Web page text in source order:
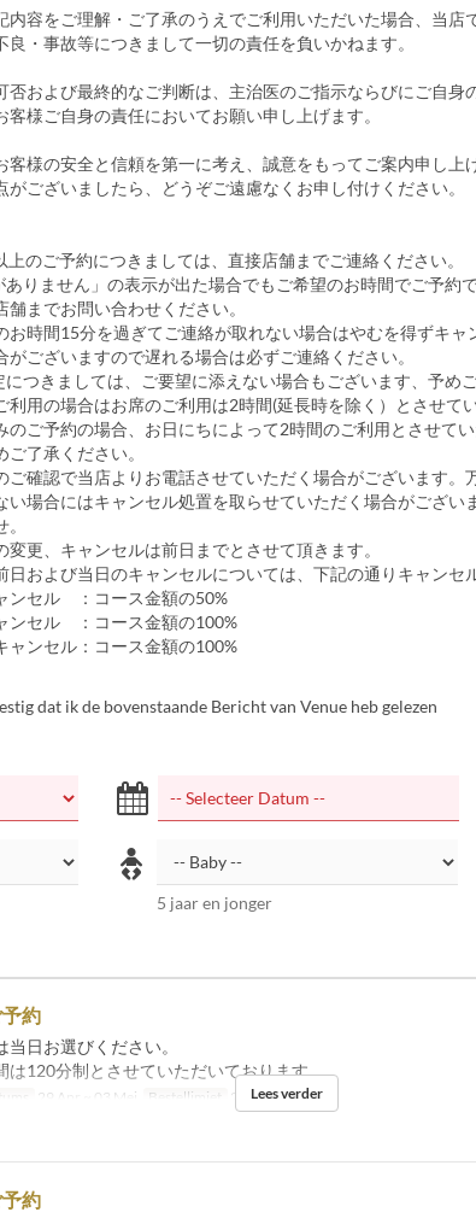
内容をご理解・ご了承のうえでご利用いただいた場合、当店
良・事故等につきまして一切の責任を負いかねます。
否および最終的なご判断は、主治医のご指示ならびにご自身
客様ご自身の責任においてお願い申し上げます。
客様の安全と信頼を第一に考え、誠意をもってご案内申し上
がございましたら、どうぞご遠慮なくお申し付けください。
のご予約につきましては、直接店舗までご連絡ください。
りません」の表示が出た場合でもご希望のお時間でご予約
舗までお問い合わせください。
お時間15分を過ぎてご連絡が取れない場合はやむを得ずキャ
がございますので遅れる場合は必ずご連絡ください。
つきましては、ご要望に添えない場合もございます、予めご
用の場合はお席のご利用は2時間(延長時を除く）とさせて
ご予約の場合、お日にちによって2時間のご利用とさせて
ご了承ください。
ご確認で当店よりお電話させていただく場合がございます。
い場合にはキャンセル処置を取らせていただく場合がござい
更、キャンセルは前日までとさせて頂きます。
および当日のキャンセルについては、下記の通りキャンセ
ンセル ：コース金額の50%
ンセル ：コース金額の100%
ンセル：コース金額の100%
dat ik de bovenstaande Bericht van Venue heb gelezen
5 jaar en jonger
約
当日お選びください。
は120分制とさせていただいております。
29 Apr ~ 03 Mei Bestellimiet 2 ~ 20Lees verder
約